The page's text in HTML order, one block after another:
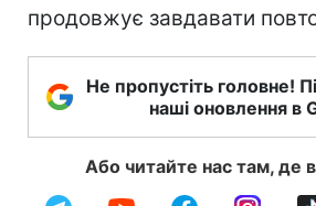
продовжує завдавати
Не пропустіть головне!
наші оновлення в
Або читайте нас там, де